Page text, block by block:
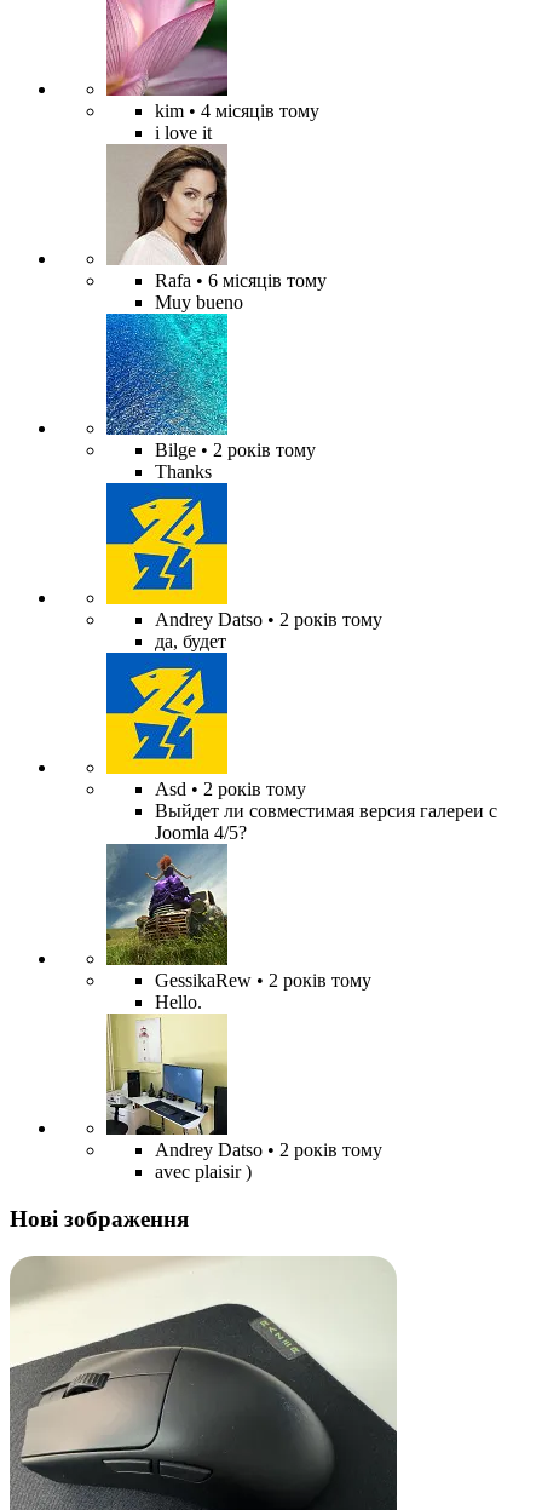
kim • 4 місяців тому
i love it
Rafa • 6 місяців тому
Muy bueno
Bilge • 2 років тому
Thanks
Andrey Datso • 2 років тому
да, будет
Asd • 2 років тому
Выйдет ли совместимая версия галереи с
Joomla 4/5?
GessikaRew • 2 років тому
Hello.
Andrey Datso • 2 років тому
avec plaisir )
Нові зображення